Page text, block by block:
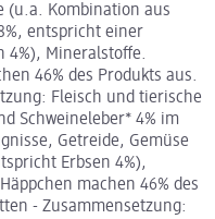
(u.a. Kombination aus
entspricht einer
4%), Mineralstoffe.
46% des Produkts aus.
Fleisch und tierische
Schweineleber* 4% im
Getreide, Gemüse
Erbsen 4%),
machen 46% des
- Zusammensetzung: